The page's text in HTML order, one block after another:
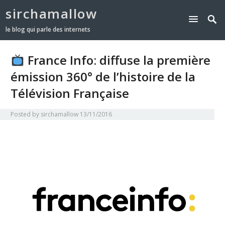
sirchamallow
le blog qui parle des internets
France Info: diffuse la première
émission 360° de l’histoire de la
Télévision Française
Posted by sirchamallow 13/11/2016